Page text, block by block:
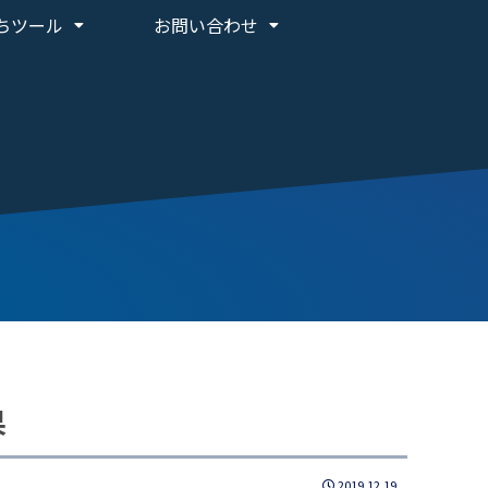
ツール お問い合わせ
2019.12.19